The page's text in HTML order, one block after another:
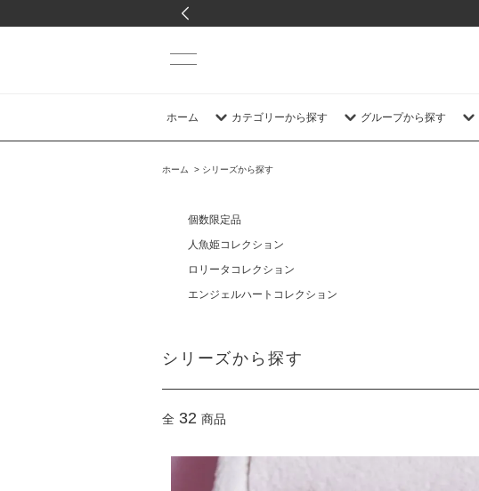
ホーム カテゴリーから探す グループから探す
ホーム > シリーズから探す
個数限定品
人魚姫コレクション
ロリータコレクション
エンジェルハートコレクション
シリーズから探す
全 32 商品